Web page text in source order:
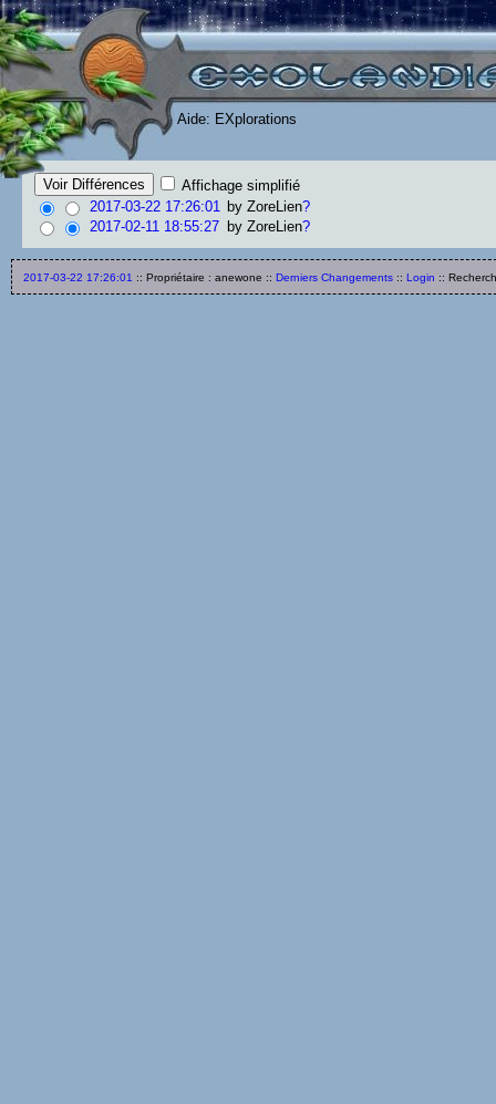
Aide: EXplorations
Affichage simplifié
2017-03-22 17:26:01 by ZoreLien?
2017-02-11 18:55:27 by ZoreLien?
2017-03-22 17:26:01 :: Propriétaire : anewone :: Derniers Changements :: Login ::